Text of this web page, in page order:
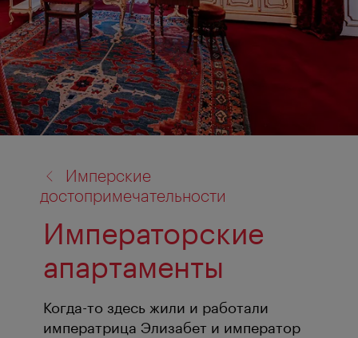
Имперские
достопримечательности
Императорские
апартаменты
Когда-то здесь жили и работали
императрица Элизабет и император